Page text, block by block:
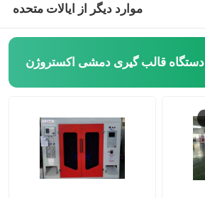
موارد دیگر از ایالات متحده
دستگاه قالب گیری دمشی اکستروژن